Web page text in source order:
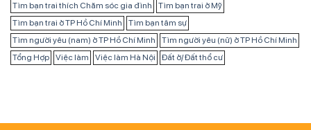
Tìm bạn trai thích Chăm sóc gia đình
Tìm bạn trai ở Mỹ
Tìm bạn trai ở TP Hồ Chí Minh
Tìm bạn tâm sự
Tìm người yêu (nam) ở TP Hồ Chí Minh
Tìm người yêu (nữ) ở TP Hồ Chí Minh
Tổng Hợp
Việc làm Việc làm Hà Nội Đất ở/ Đất thổ cư